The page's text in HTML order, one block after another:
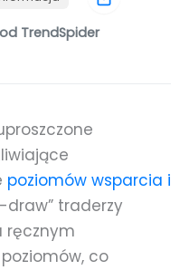
TrendSpider
poziomów wsparcia i
draw” traderzy
ręcznym
co